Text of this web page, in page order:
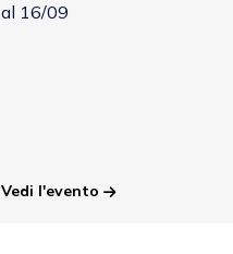
al 16/09
Vedi l'evento